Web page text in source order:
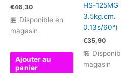
€46,30
🏪 Disponible en
magasin
Ajouter au
panier
HS-125MG
3.5kg.cm.
0.13s/60°)
€35,90
🏪
magasin